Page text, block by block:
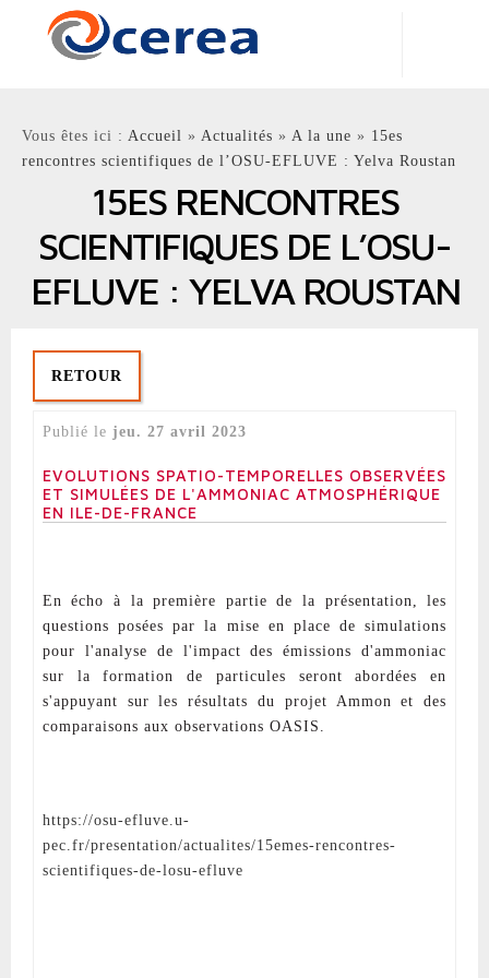
Laboratoire Commun
École nationale des ponts et chaussées - EDF R&D
Vous êtes ici : Accueil » Actualités » A la une » 15es
rencontres scientifiques de l’OSU-EFLUVE : Yelva Roustan
15ES RENCONTRES
SCIENTIFIQUES DE L’OSU-
EFLUVE : YELVA ROUSTAN
RETOUR
jeu. 27 avril 2023
EVOLUTIONS SPATIO-TEMPORELLES OBSERVÉES
ET SIMULÉES DE L'AMMONIAC ATMOSPHÉRIQUE
EN ILE-DE-FRANCE
En écho à la première partie de la présentation, les
questions posées par la mise en place de simulations
pour l'analyse de l'impact des émissions d'ammoniac
sur la formation de particules seront abordées en
s'appuyant sur les résultats du projet Ammon et des
comparaisons aux observations OASIS.
https://osu-efluve.u-
pec.fr/presentation/actualites/15emes-rencontres-
scientifiques-de-losu-efluve